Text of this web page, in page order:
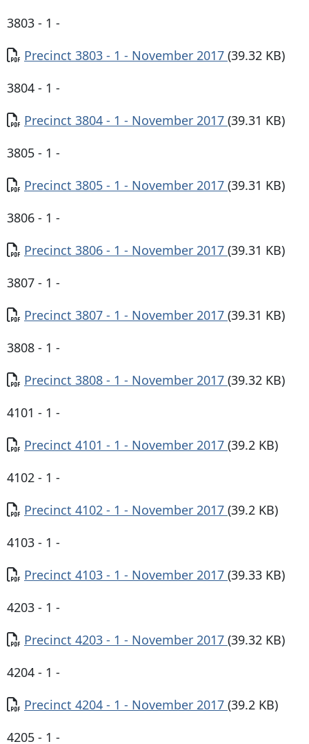
3803 - 1 -
Documento
Precinct 3803 - 1 - November 2017 (39.32 KB)
3804 - 1 -
Documento
Precinct 3804 - 1 - November 2017 (39.31 KB)
3805 - 1 -
Documento
Precinct 3805 - 1 - November 2017 (39.31 KB)
3806 - 1 -
Documento
Precinct 3806 - 1 - November 2017 (39.31 KB)
3807 - 1 -
Documento
Precinct 3807 - 1 - November 2017 (39.31 KB)
3808 - 1 -
Documento
Precinct 3808 - 1 - November 2017 (39.32 KB)
4101 - 1 -
Documento
Precinct 4101 - 1 - November 2017 (39.2 KB)
4102 - 1 -
Documento
Precinct 4102 - 1 - November 2017 (39.2 KB)
4103 - 1 -
Documento
Precinct 4103 - 1 - November 2017 (39.33 KB)
4203 - 1 -
Documento
Precinct 4203 - 1 - November 2017 (39.32 KB)
4204 - 1 -
Documento
Precinct 4204 - 1 - November 2017 (39.2 KB)
4205 - 1 -